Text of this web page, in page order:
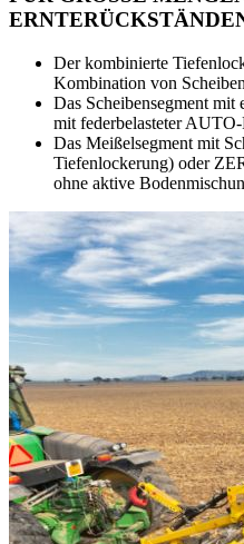
Der kombinierte
Kombination von
Das Scheibensegment
mit federbelasteter
Das Meißelsegment mit
Tiefenlockerung) oder
ohne aktive